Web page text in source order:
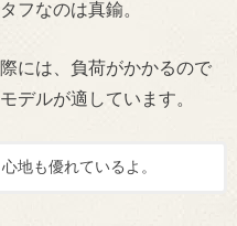
フなのは真鍮。
には、負荷がかかるので
デルが適しています。
地も優れているよ。